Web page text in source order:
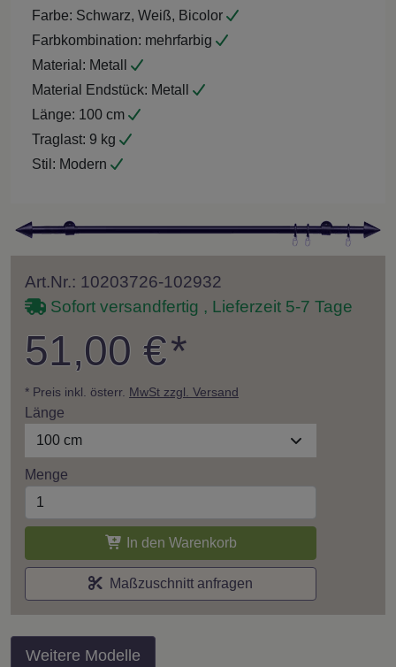
Farbe: Schwarz, Weiß, Bicolor
Farbkombination: mehrfarbig
Material: Metall
Material Endstück: Metall
Länge: 100 cm
Traglast: 9 kg
Stil: Modern
Art.Nr.: 10203726-102932
Sofort versandfertig , Lieferzeit 5-7 Tage
51,00 €*
* Preis inkl. österr. MwSt zzgl. Versand
Länge
100 cm
Menge
In den Warenkorb
Maßzuschnitt anfragen
Weitere Modelle